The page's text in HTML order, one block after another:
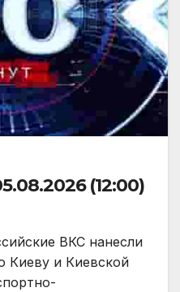
(12:00)
ВКС нанесли
Киеву и Киевской